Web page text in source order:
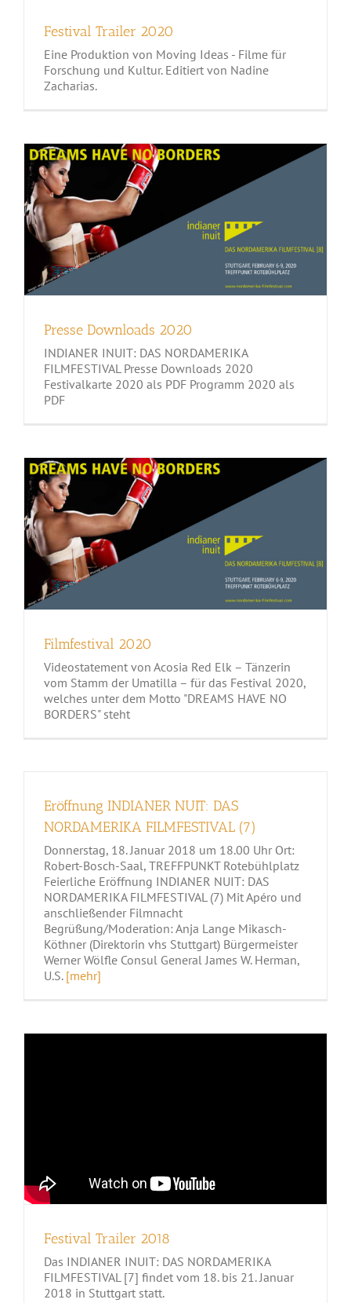
Festival Trailer 2020
Eine Produktion von Moving Ideas - Filme für
Forschung und Kultur. Editiert von Nadine
Zacharias.
Presse Downloads 2020
Presse Downloads 2020
INDIANER INUIT: DAS NORDAMERIKA
FILMFESTIVAL Presse Downloads 2020
Festivalkarte 2020 als PDF Programm 2020 als
PDF
Filmfestival 2020
Filmfestival 2020
Videostatement von Acosia Red Elk – Tänzerin
vom Stamm der Umatilla – für das Festival 2020,
welches unter dem Motto "DREAMS HAVE NO
BORDERS" steht
Eröffnung INDIANER NUIT: DAS
NORDAMERIKA FILMFESTIVAL (7)
Donnerstag, 18. Januar 2018 um 18.00 Uhr Ort:
Robert-Bosch-Saal, TREFFPUNKT Rotebühlplatz
Feierliche Eröffnung INDIANER NUIT: DAS
NORDAMERIKA FILMFESTIVAL (7) Mit Apéro und
anschließender Filmnacht
Begrüßung/Moderation: Anja Lange Mikasch-
Köthner (Direktorin vhs Stuttgart) Bürgermeister
Werner Wölfle Consul General James W. Herman,
U.S. [mehr]
Festival Trailer 2018
Das INDIANER INUIT: DAS NORDAMERIKA
FILMFESTIVAL [7] findet vom 18. bis 21. Januar
2018 in Stuttgart statt.